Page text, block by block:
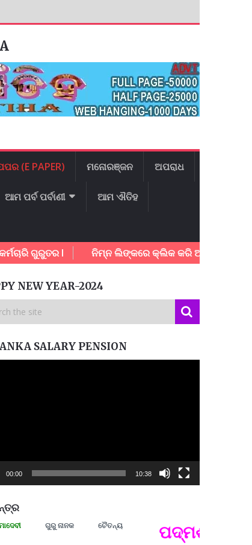
(E PAPER) ମନୋରଞ୍ଜନ ଅପରାଧ
ଆମ ପର୍ବ ପର୍ବାଣୀ ଆମ ଐତିହ
ଗୁରୁତର l ନିମ୍ନ ଲିଙ୍କରେ କ୍ଲିକ କରି ଆଜିର ଇ – ପେପର
NEW YEAR-2024
SALARY PENSION
00:00 10:38
ଗୁରୁ ନାନକ ଚୈତନ୍ୟ ପଦ୍ମଶ୍ରୀ